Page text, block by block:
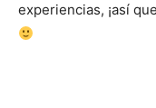
experiencias, ¡así